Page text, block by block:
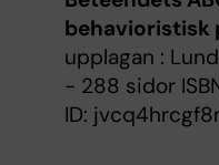
behavioristisk
upplagan :
- 288 sidor
ID: